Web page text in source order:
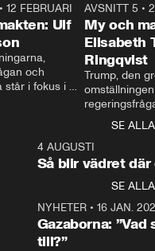
27:30
•12 FEBRUARI
Ulf
och
står i fokus i
Ulf Kristersson
AVSNITT 5 •
My och
Elisabeth
Ringqvist
Trump, den
centrum i
avsnittet av
Makten”. Se
Aftonbladets
Rohwedder
Thand Ring
SE ALLA
4 AUGUSTI
Så blir vädret där
SE ALLA
NYHETER• 16 JAN.
Gazaborna:
till?”